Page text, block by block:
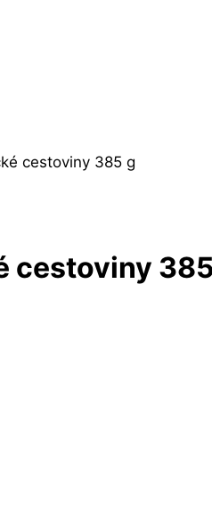
cestoviny 385 g
cestoviny